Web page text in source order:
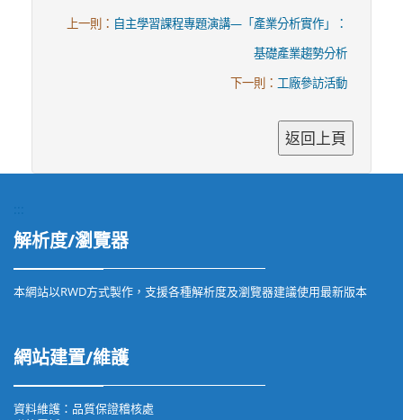
上一則： 自主學習課程專題演講—「產業分析實作」：
基礎產業趨勢分析
下一則： 工廠參訪活動
解析度/瀏覽器
本網站以RWD方式製作，支援各種解析度及瀏覽器建議使用最新版本
網站建置/維護
資料維護：品質保證稽核處